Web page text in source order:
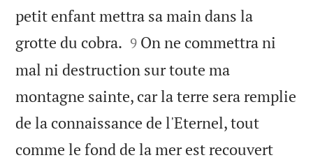
petit enfant mettra sa main dans la
grotte du cobra. 

9 On ne commettra ni
mal ni destruction sur toute ma
montagne sainte, car la terre sera remplie
de la connaissance de l'Eternel, tout
comme le fond de la mer est recouvert